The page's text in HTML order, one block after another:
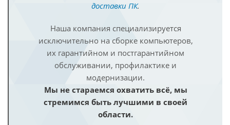
доставки ПК.
Наша компания специализируется
исключительно на сборке компьютеров,
их гарантийном и постгарантийном
обслуживании, профилактике и
модернизации.
Мы не стараемся охватить всё, мы
стремимся быть лучшими в своей
области.